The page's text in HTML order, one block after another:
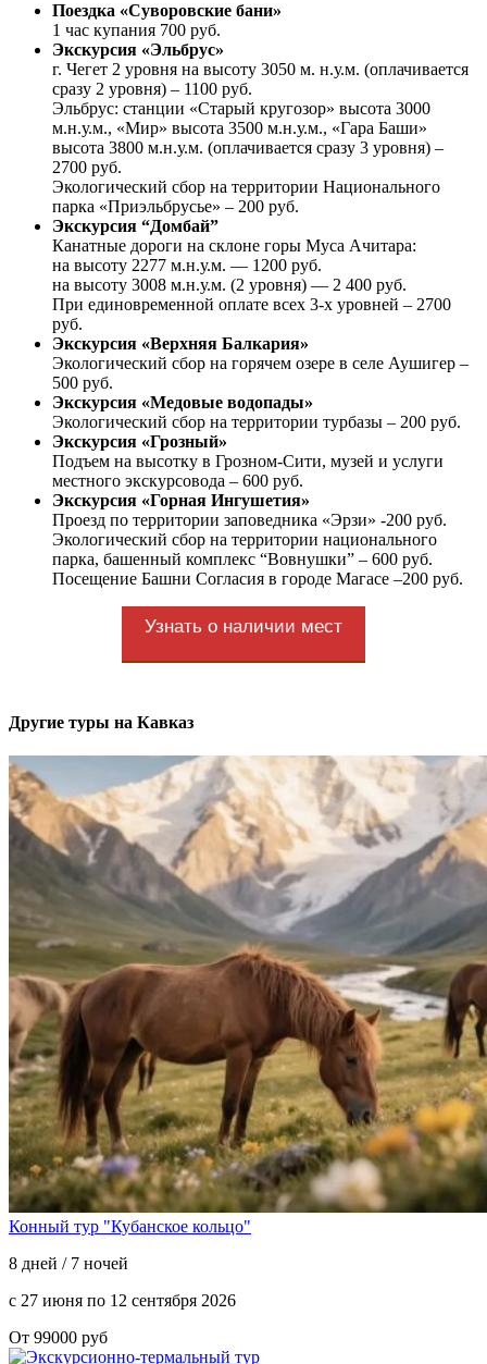
Поездка «Суворовские бани»
1 час купания 700 руб.
Экскурсия «Эльбрус»
г. Чегет 2 уровня на высоту 3050 м. н.у.м. (оплачивается
сразу 2 уровня) – 1100 руб.
Эльбрус: станции «Старый кругозор» высота 3000
м.н.у.м., «Мир» высота 3500 м.н.у.м., «Гара Баши»
высота 3800 м.н.у.м. (оплачивается сразу 3 уровня) –
2700 руб.
Экологический сбор на территории Национального
парка «Приэльбрусье» – 200 руб.
Экскурсия “Домбай”
Канатные дороги на склоне горы Муса Ачитара:
на высоту 2277 м.н.у.м. — 1200 руб.
на высоту 3008 м.н.у.м. (2 уровня) — 2 400 руб.
При единовременной оплате всех 3-х уровней – 2700
руб.
Экскурсия «Верхняя Балкария»
Экологический сбор на горячем озере в селе Аушигер –
500 руб.
Экскурсия «Медовые водопады»
Экологический сбор на территории турбазы – 200 руб.
Экскурсия «Грозный»
Подъем на высотку в Грозном-Сити, музей и услуги
местного экскурсовода – 600 руб.
Экскурсия «Горная Ингушетия»
Проезд по территории заповедника «Эрзи» -200 руб.
Экологический сбор на территории национального
парка, башенный комплекс “Вовнушки” – 600 руб.
Посещение Башни Согласия в городе Магасе –200 руб.
Узнать о наличии мест
Другие туры на Кавказ
Конный тур "Кубанское кольцо"
8 дней / 7 ночей
с 27 июня по 12 сентября 2026
От 99000 руб